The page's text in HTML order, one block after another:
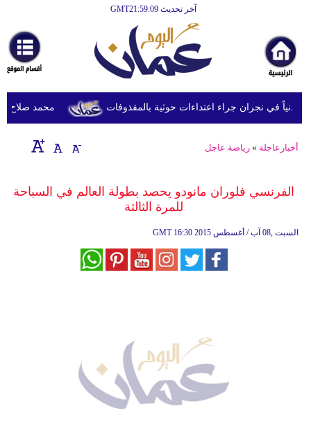
آخر تحديث GMT21:59:09
أخبارعاجلة
رياضة
ثقافة
إقتصاد
وموسيقى
محمد صلاح يصل
أخبارعاجلة »رياضة عاجل
الفرنسي فلوران مانودو يحصد بطولة العالم في السباحة
للمرة الثالثة
GMT 16:30 2015 السبت ,08 آب / أغسطس